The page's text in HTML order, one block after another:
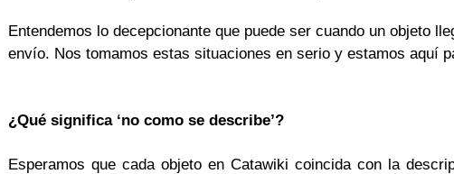
Entendemos lo decepcionante que puede ser cuando un objeto
envío. Nos tomamos estas situaciones en serio y estamos aquí
¿Qué significa ‘no como se describe’?
Esperamos que cada objeto en Catawiki coincida con la